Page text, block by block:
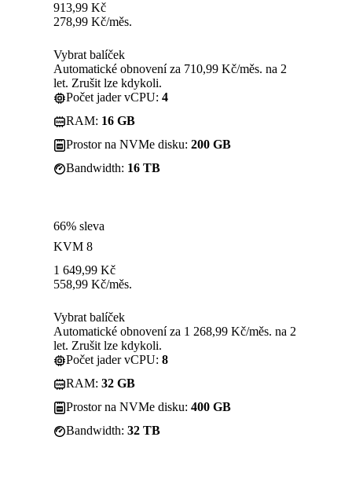
913,99 Kč
278,99 Kč/měs.
Vybrat balíček
Automatické obnovení za 710,99 Kč/měs. na 2
let. Zrušit lze kdykoli.
Počet jader vCPU: 4
RAM: 16 GB
Prostor na NVMe disku: 200 GB
Bandwidth: 16 TB
66% sleva
KVM 8
1 649,99 Kč
558,99 Kč/měs.
Vybrat balíček
Automatické obnovení za 1 268,99 Kč/měs. na 2
let. Zrušit lze kdykoli.
Počet jader vCPU: 8
RAM: 32 GB
Prostor na NVMe disku: 400 GB
Bandwidth: 32 TB